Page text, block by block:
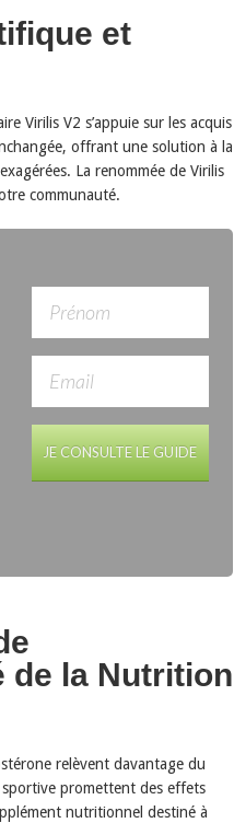
et
Virilis V2 s’appuie sur les acquis
offrant une solution à la
La renommée de Virilis
communauté.
JE CONSULTE LE GUIDE
de la Nutrition
relèvent davantage du
promettent des effets
nutritionnel destiné à